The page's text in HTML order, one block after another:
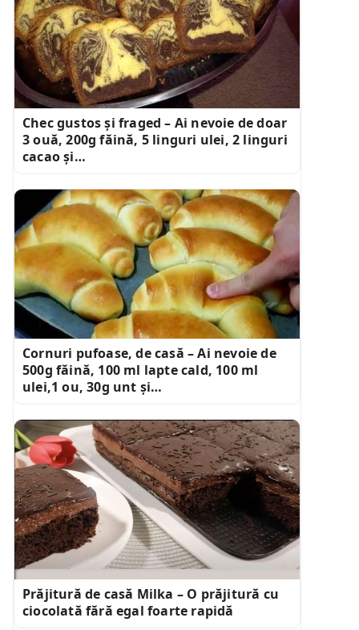
Chec gustos și fraged – Ai nevoie de doar
3 ouă, 200g făină, 5 linguri ulei, 2 linguri
cacao și…
Cornuri pufoase, de casă – Ai nevoie de
500g făină, 100 ml lapte cald, 100 ml
ulei,1 ou, 30g unt și…
Prăjitură de casă Milka – O prăjitură cu
ciocolată fără egal foarte rapidă